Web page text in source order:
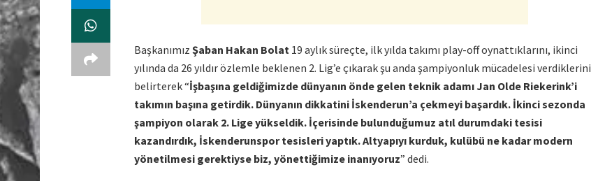
Başkanımız Şaban Hakan Bolat 19 aylık süreçte, ilk yılda takımı play-off oynattıklarını, ikinci
yılında da 26 yıldır özlemle beklenen 2. Lig’e çıkarak şu anda şampiyonluk mücadelesi verdiklerini
belirterek “İşbaşına geldiğimizde dünyanın önde gelen teknik adamı Jan Olde Riekerink’i
takımın başına getirdik. Dünyanın dikkatini İskenderun’a çekmeyi başardık. İkinci sezonda
şampiyon olarak 2. Lige yükseldik. İçerisinde bulunduğumuz atıl durumdaki tesisi
kazandırdık, İskenderunspor tesisleri yaptık. Altyapıyı kurduk, kulübü ne kadar modern
yönetilmesi gerektiyse biz, yönettiğimize inanıyoruz” dedi.